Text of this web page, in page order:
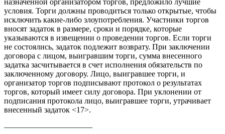
условия. Торги должны проводиться только открытые, чтобы
исключить какие-либо злоупотребления. Участники торгов
вносят задаток в размере, сроки и порядке, которые
указываются в извещении о проведении торгов. Если торги
не состоялись, задаток подлежит возврату. При заключении
договора с лицом, выигравшим торги, сумма внесенного
задатка засчитывается в счет исполнения обязательств по
заключенному договору. Лицо, выигравшее торги, и
организатор торгов подписывают протокол о результатах
торгов, который имеет силу договора. При уклонении от
подписания протокола лицо, выигравшее торги, утрачивает
внесенный задаток <17>.
———————————